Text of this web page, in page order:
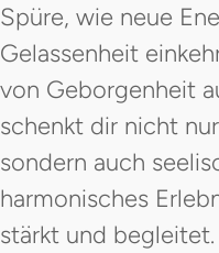
Spüre, wie neue
Gelassenheit
von Geborgenheit
schenkt dir nicht
sondern auch
harmonisches
stärkt und begleitet.